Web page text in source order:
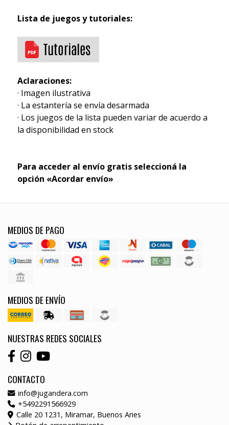
Lista de juegos y tutoriales:
Aclaraciones:
· Imagen ilustrativa
· La estantería se envía desarmada
· Los juegos de la lista pueden variar de acuerdo a
la disponibilidad en stock
Para acceder al envío gratis seleccioná la
opción «Acordar envío»
MEDIOS DE PAGO
MEDIOS DE ENVÍO
NUESTRAS REDES SOCIALES
CONTACTO
info@jugandera.com
+5492291566929
Calle 20 1231, Miramar, Buenos Aries